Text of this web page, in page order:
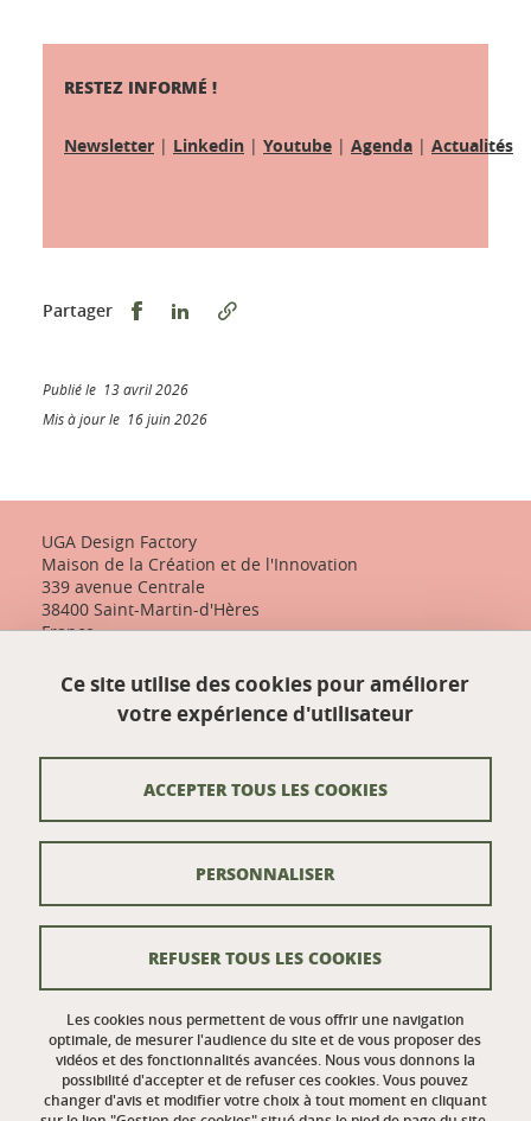
RESTEZ INFORMÉ !
Newsletter | Linkedin | Youtube | Agenda | Actualités
Partager Partager sur Facebook
Partager sur LinkedIn
Publié le 13 avril 2026
Mis à jour le 16 juin 2026
UGA Design Factory
Maison de la Création et de l'Innovation
339 avenue Centrale
38400 Saint-Martin-d'Hères
France
+33 (0)4 57 04 10 55
designfactory-contact@univ-grenoble-alpes.fr
Nos actualités
Contact
Venir à UGA Design Factory
Crédits
Mentions légales
Données personnelles
Gestion des cookies
Politique des cookies
Ce site utilise des cookies pour améliorer
votre expérience d'utilisateur
Les cookies nous permettent de vous offrir une navigation
optimale, de mesurer l'audience du site et de vous proposer des
vidéos et des fonctionnalités avancées. Nous vous donnons la
possibilité d'accepter et de refuser ces cookies. Vous pouvez
changer d'avis et modifier votre choix à tout moment en cliquant
ACCEPTER TOUS LES COOKIES
REFUSER TOUS LES COOKIES
PERSONNALISER